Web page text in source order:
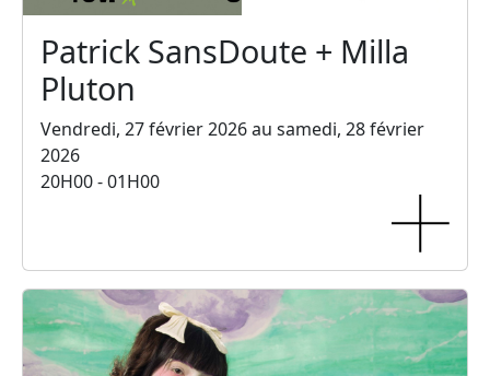
Patrick SansDoute + Milla
Pluton
Vendredi, 27 février 2026 au samedi, 28 février
2026
20H00 - 01H00